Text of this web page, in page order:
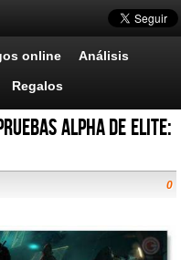
online Análisis
Regalos
alpha de Elite:
0